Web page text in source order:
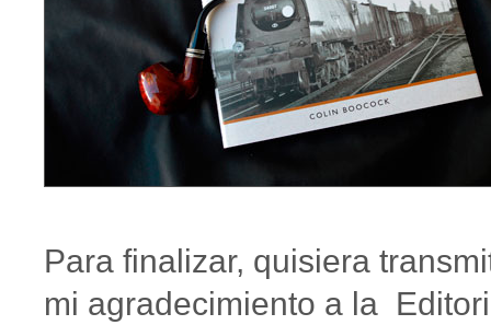
Para finalizar, quisiera
mi agradecimiento a la